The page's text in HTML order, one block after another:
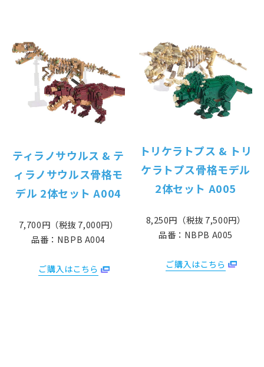
ティラノサウルス & テ
ィラノサウルス骨格モ
デル 2体セット A004
7,700円（税抜 7,000円）
品番：NBPB A004
ご購入はこちら
トリケラトプス & トリ
ケラトプス骨格モデル
2体セット A005
8,250円（税抜 7,500円）
品番：NBPB A005
ご購入はこちら